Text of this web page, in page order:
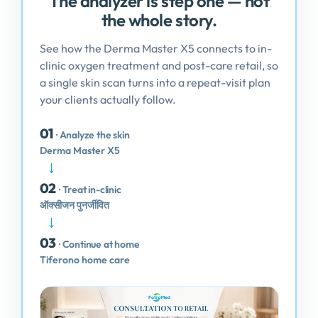
the whole story.
See how the Derma Master X5 connects to in-
clinic oxygen treatment and post-care retail, so
a single skin scan turns into a repeat-visit plan
your clients actually follow.
01 · Analyze the skin
Derma Master X5
→
02 · Treat in-clinic
ऑक्सीजन पुनर्जीवित
→
03 · Continue at home
Tiferono home care